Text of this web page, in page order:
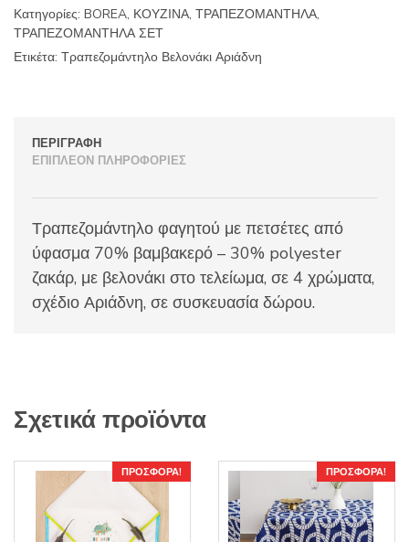
Κατηγορίες: BOREA, ΚΟΥΖΙΝΑ, ΤΡΑΠΕΖΟΜΑΝΤΗΛΑ,
ΤΡΑΠΕΖΟΜΑΝΤΗΛΑ ΣΕΤ
Ετικέτα: Τραπεζομάντηλο Βελονάκι Αριάδνη
ΠΕΡΙΓΡΑΦΉ
ΕΠΙΠΛΈΟΝ ΠΛΗΡΟΦΟΡΊΕΣ
Τραπεζομάντηλο φαγητού με πετσέτες από
ύφασμα 70% βαμβακερό – 30% polyester
ζακάρ, με βελονάκι στο τελείωμα, σε 4 χρώματα,
σχέδιο Αριάδνη, σε συσκευασία δώρου.
Σχετικά προϊόντα
ΠΡΟΣΦΟΡΆ! ΠΡΟΣΦΟΡΆ!